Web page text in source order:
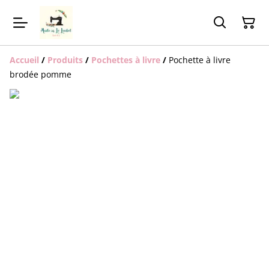
Accueil / Produits / Pochettes à livre / Pochette à livre
brodée pomme